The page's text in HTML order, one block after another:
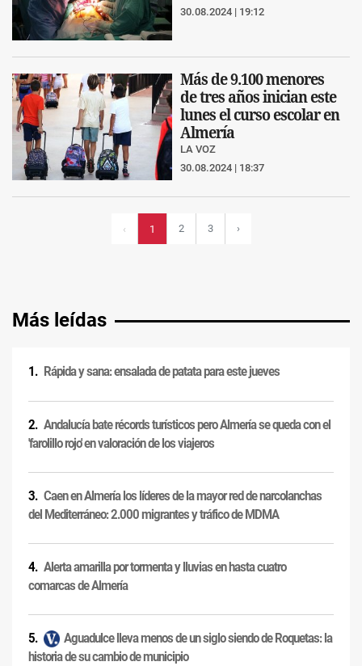
30.08.2024 | 19:12
Más de 9.100 menores
de tres años inician este
lunes el curso escolar en
Almería
LA VOZ
30.08.2024 | 18:37
‹ 1 2 3 ›
Más leídas
Rápida y sana: ensalada de patata para este jueves
Andalucía bate récords turísticos pero Almería se queda con el
'farolillo rojo' en valoración de los viajeros
Caen en Almería los líderes de la mayor red de narcolanchas
del Mediterráneo: 2.000 migrantes y tráfico de MDMA
Alerta amarilla por tormenta y lluvias en hasta cuatro
comarcas de Almería
Aguadulce lleva menos de un siglo siendo de Roquetas: la
historia de su cambio de municipio